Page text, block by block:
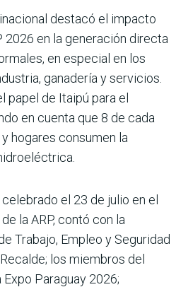
destacó el impacto
2026 en la generación directa
en especial en los
ganadería y servicios.
papel de Itaipú para el
en cuenta que 8 de cada
hogares consumen la
el 23 de julio en el
la ARP, contó con la
Trabajo, Empleo y Seguridad
los miembros del
Paraguay 2026;